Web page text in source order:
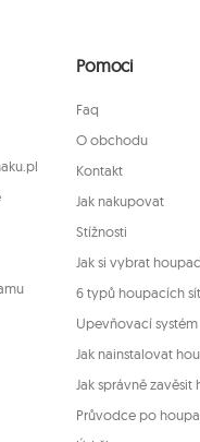
aniž je tím dotčena zákonnost
Pomoci
Faq
O obchodu
Kontakt
Jak nakupovat
Stížnosti
Jak si vybrat
6 typů houpacích
Upevňovací systém
Jak nainstalovat
Jak správně zavěsit
Průvodce po